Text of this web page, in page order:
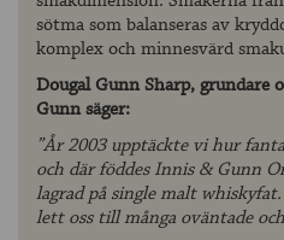
sötma som balanseras av
komplex och minnesvärd
Dougal Gunn Sharp, grundare
Gunn säger:
”År 2003 upptäckte vi hur
och där föddes Innis & Gunn
lagrad på single malt
lett oss till många oväntade